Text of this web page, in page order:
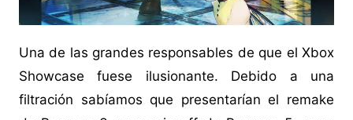
Una de las grandes responsables de que el Xbox
Showcase fuese ilusionante. Debido a una
filtración sabíamos que presentarían el remake